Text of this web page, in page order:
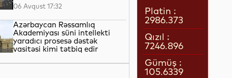
06 Avqust 17:32
Azərbaycan Rəssamlıq
Akademiyası süni intellekti
yaradıcı prosesə dəstək
vasitəsi kimi tətbiq edir
Platin :
2986.373
Qızıl :
7246.896
Gümüş :
105.6339